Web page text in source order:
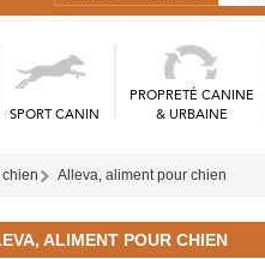
SPORT CANIN
PROPRETÉ CANINE
& URBAINE
Alleva, aliment pour chien
ALIMENT POUR CHIEN